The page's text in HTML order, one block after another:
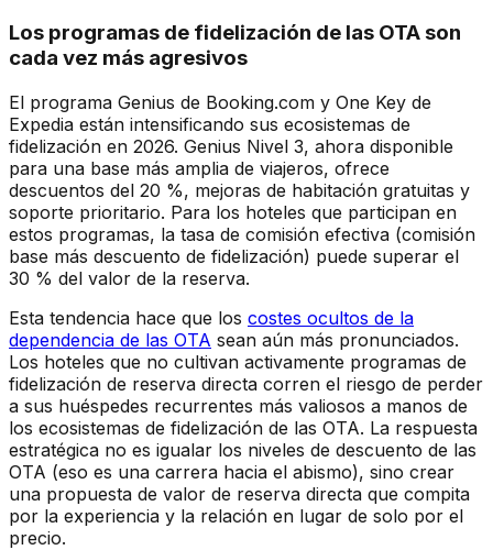
Los programas de fidelización de las OTA son
cada vez más agresivos
El programa Genius de Booking.com y One Key de
Expedia están intensificando sus ecosistemas de
fidelización en 2026. Genius Nivel 3, ahora disponible
para una base más amplia de viajeros, ofrece
descuentos del 20 %, mejoras de habitación gratuitas y
soporte prioritario. Para los hoteles que participan en
estos programas, la tasa de comisión efectiva (comisión
base más descuento de fidelización) puede superar el
30 % del valor de la reserva.
Esta tendencia hace que los costes ocultos de la
dependencia de las OTA sean aún más pronunciados.
Los hoteles que no cultivan activamente programas de
fidelización de reserva directa corren el riesgo de perder
a sus huéspedes recurrentes más valiosos a manos de
los ecosistemas de fidelización de las OTA. La respuesta
estratégica no es igualar los niveles de descuento de las
OTA (eso es una carrera hacia el abismo), sino crear
una propuesta de valor de reserva directa que compita
por la experiencia y la relación en lugar de solo por el
precio.